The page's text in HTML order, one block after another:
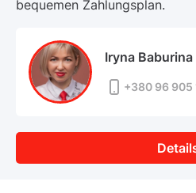
bequemen Zahlungsplan.
Iryna Baburina
+380 96 905